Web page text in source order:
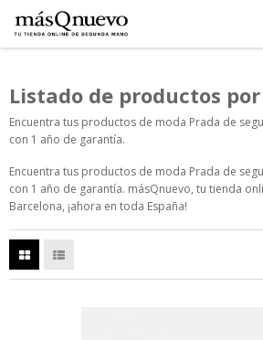
Listado de productos
Encuentra tus productos de moda Prada de
con 1 año de garantía.
Encuentra tus productos de moda Prada de
con 1 año de garantía. másQnuevo, tu tienda
Barcelona, ¡ahora en toda España!